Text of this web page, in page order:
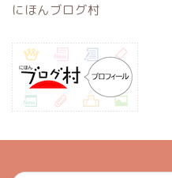
にほんブログ村